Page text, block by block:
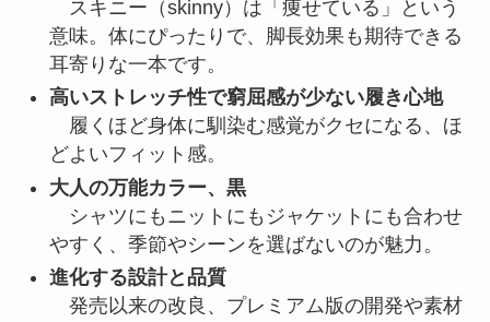
スキニー（skinny）は「痩せている」という
意味。体にぴったりで、脚長効果も期待できる
耳寄りな一本です。
高いストレッチ性で窮屈感が少ない履き心地
履くほど身体に馴染む感覚がクセになる、ほ
どよいフィット感。
大人の万能カラー、黒
シャツにもニットにもジャケットにも合わせ
やすく、季節やシーンを選ばないのが魅力。
進化する設計と品質
発売以来の改良、プレミアム版の開発や素材